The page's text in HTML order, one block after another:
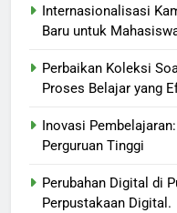
Internasionalisasi
Baru untuk
Perbaikan Koleksi
Proses Belajar yang
Inovasi
Perguruan Tinggi
Perubahan Digital di
Perpustakaan Digital.